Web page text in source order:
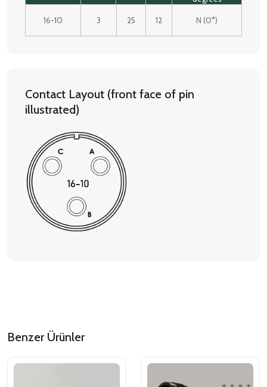
16-10 3 25 12 N (0°)
Contact Layout (front face of pin
illustrated)
Benzer Ürünler